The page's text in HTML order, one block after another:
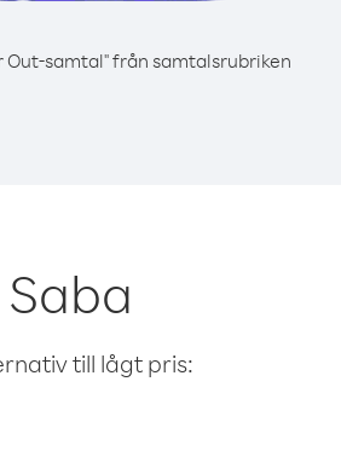
Out-samtal" från samtalsrubriken
till lågt pris: